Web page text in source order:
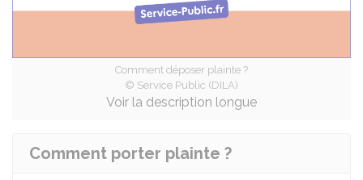
Comment déposer plainte ?
© Service Public (DILA)
Voir la description longue
Comment porter plainte ?